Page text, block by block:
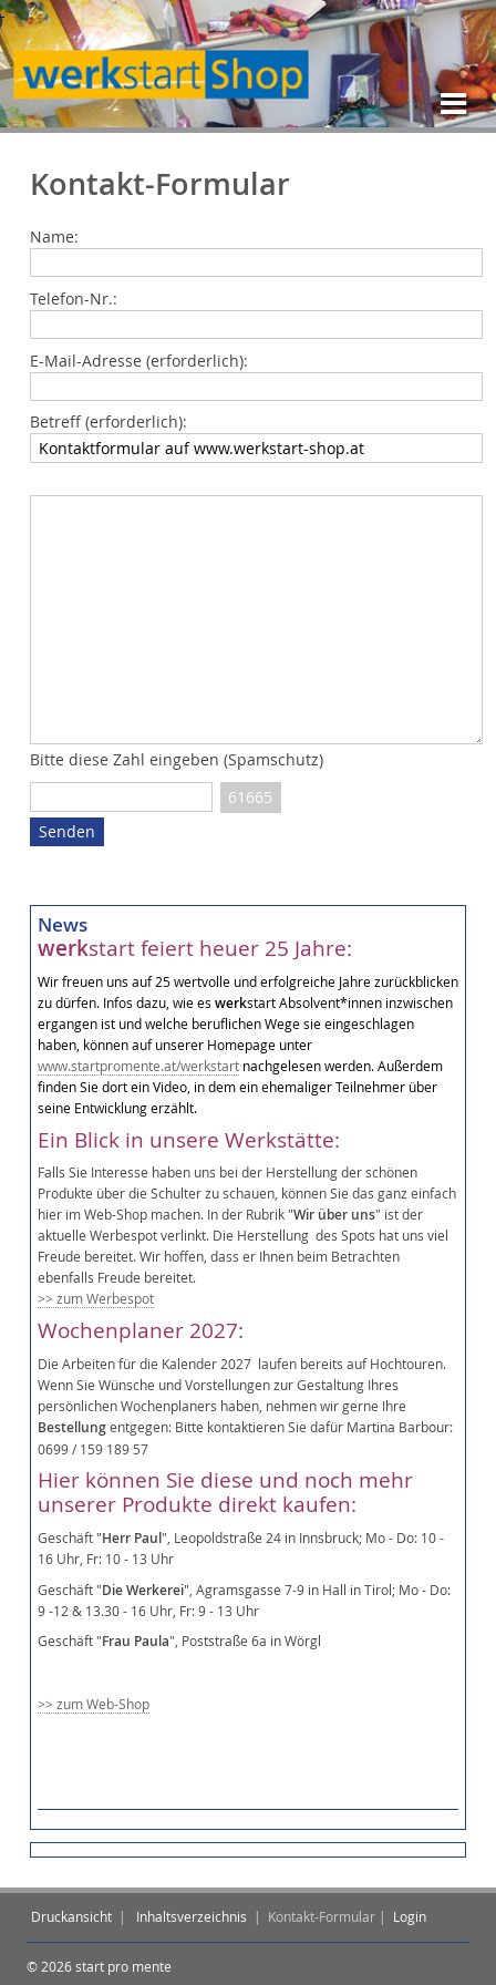
Kontakt-Formular
Name:
Telefon-Nr.:
E-Mail-Adresse (erforderlich):
Betreff (erforderlich):
Bitte diese Zahl eingeben (Spamschutz)
61665
News
werkstart feiert heuer 25 Jahre:
Wir freuen uns auf 25 wertvolle und erfolgreiche Jahre zurückblicken
zu dürfen. Infos dazu, wie es werkstart Absolvent*innen inzwischen
ergangen ist und welche beruflichen Wege sie eingeschlagen
haben, können auf unserer Homepage unter
www.startpromente.at/werkstartnachgelesen werden. Außerdem
finden Sie dort ein Video, in dem ein ehemaliger Teilnehmer über
seine Entwicklung erzählt.
Ein Blick in unsere Werkstätte:
Falls Sie Interesse haben uns bei der Herstellung der schönen
Produkte über die Schulter zu schauen, können Sie das ganz einfach
hier im Web-Shop machen. In der Rubrik "Wir über uns" ist der
aktuelle Werbespot verlinkt. Die Herstellung des Spots hat uns viel
Freude bereitet. Wir hoffen, dass er Ihnen beim Betrachten
ebenfalls Freude bereitet.
>> zum Werbespot
Wochenplaner 2027:
Die Arbeiten für die Kalender 2027 laufen bereits auf Hochtouren.
Wenn Sie Wünsche und Vorstellungen zur Gestaltung Ihres
persönlichen Wochenplaners haben, nehmen wir gerne Ihre
Bestellungentgegen: Bitte kontaktieren Sie dafür Martina Barbour:
0699 / 159 189 57
Hier können Sie diese und noch mehr
unserer Produkte direkt kaufen:
Geschäft "Herr Paul ", Leopoldstraße 24 in Innsbruck; Mo - Do: 10 -
16 Uhr, Fr: 10 - 13 Uhr
Geschäft "Die Werkerei", Agramsgasse 7-9 in Hall in Tirol; Mo - Do:
9 -12 & 13.30 - 16 Uhr, Fr: 9 - 13 Uhr
Geschäft "Frau Paula", Poststraße 6a in Wörgl
>> zum Web-Shop
Druckansicht | Inhaltsverzeichnis | Kontakt-Formular | Login
© 2026 start pro mente